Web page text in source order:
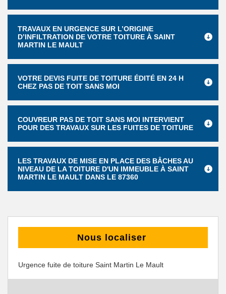
TRAVAUX EN URGENCE SUR L’ORIGINE
D’INFILTRATION DE VOTRE TOITURE À SAINT
MARTIN LE MAULT
VOTRE DEVIS FUITE DE TOITURE ÉDITÉ EN 24 H
CHEZ PAS DE TOIT SANS MOI
COUVREUR PAS DE TOIT SANS MOI INTERVIENT
POUR DES TRAVAUX SUR LES FUITES DE TOITURE
LES TRAVAUX DE MISE EN PLACE DES BÂCHES AU
NIVEAU DE LA TOITURE D'UN IMMEUBLE À SAINT
MARTIN LE MAULT DANS LE 87360
Nous localiser
Urgence fuite de toiture Saint Martin Le Mault